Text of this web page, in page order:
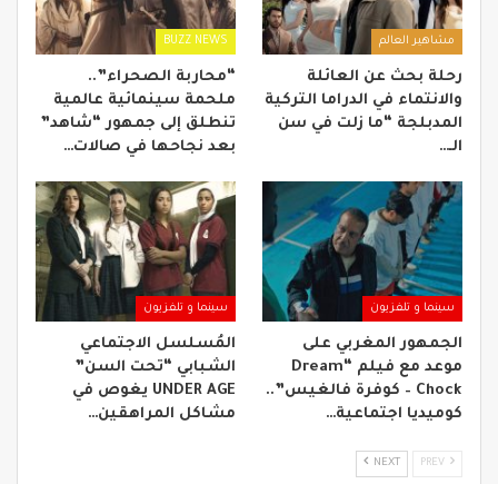
مشاهير العالم
رحلة بحث عن العائلة
والانتماء في الدراما التركية
المدبلجة “ما زلت في سن
الـ…
BUZZ NEWS
“محاربة الصحراء”..
ملحمة سينمائية عالمية
تنطلق إلى جمهور “شاهد”
بعد نجاحها في صالات…
سينما و تلفزيون
الجمهور المغربي على
موعد مع فيلم “Dream
Chock – كوفرة فالغيس”..
كوميديا اجتماعية…
سينما و تلفزيون
المُسلسل الاجتماعي
الشبابي “تحت السن”
UNDER AGE يغوص في
مشاكل المراهقين…
NEXT